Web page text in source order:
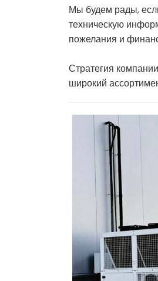
Мы будем рады,
техническую
пожелания и
Стратегия
широкий